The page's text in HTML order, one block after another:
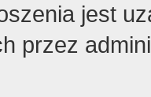
jest
przez